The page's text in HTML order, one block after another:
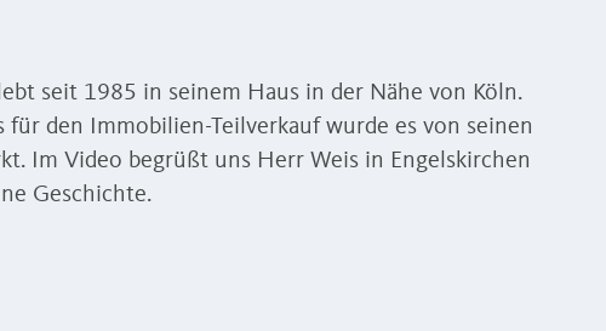
seit 1985 in seinem Haus in der Nähe von Köln.
für den Immobilien-Teilverkauf wurde es von seinen
Im Video begrüßt uns Herr Weis in Engelskirchen
Geschichte.